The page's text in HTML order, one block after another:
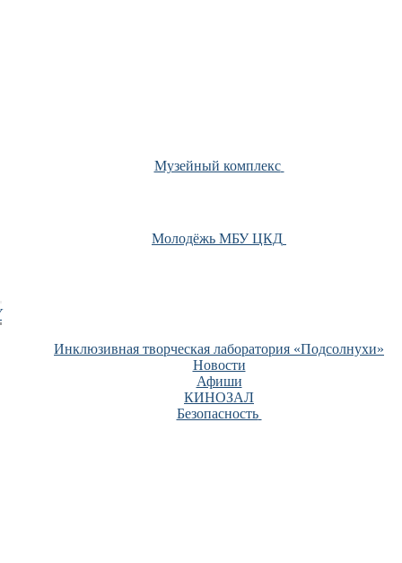
Музейный комплекс
Молодёжь МБУ ЦКД
Инклюзивная творческая лаборатория «Подсолнухи»
Новости
Афиши
КИНОЗАЛ
Безопасность